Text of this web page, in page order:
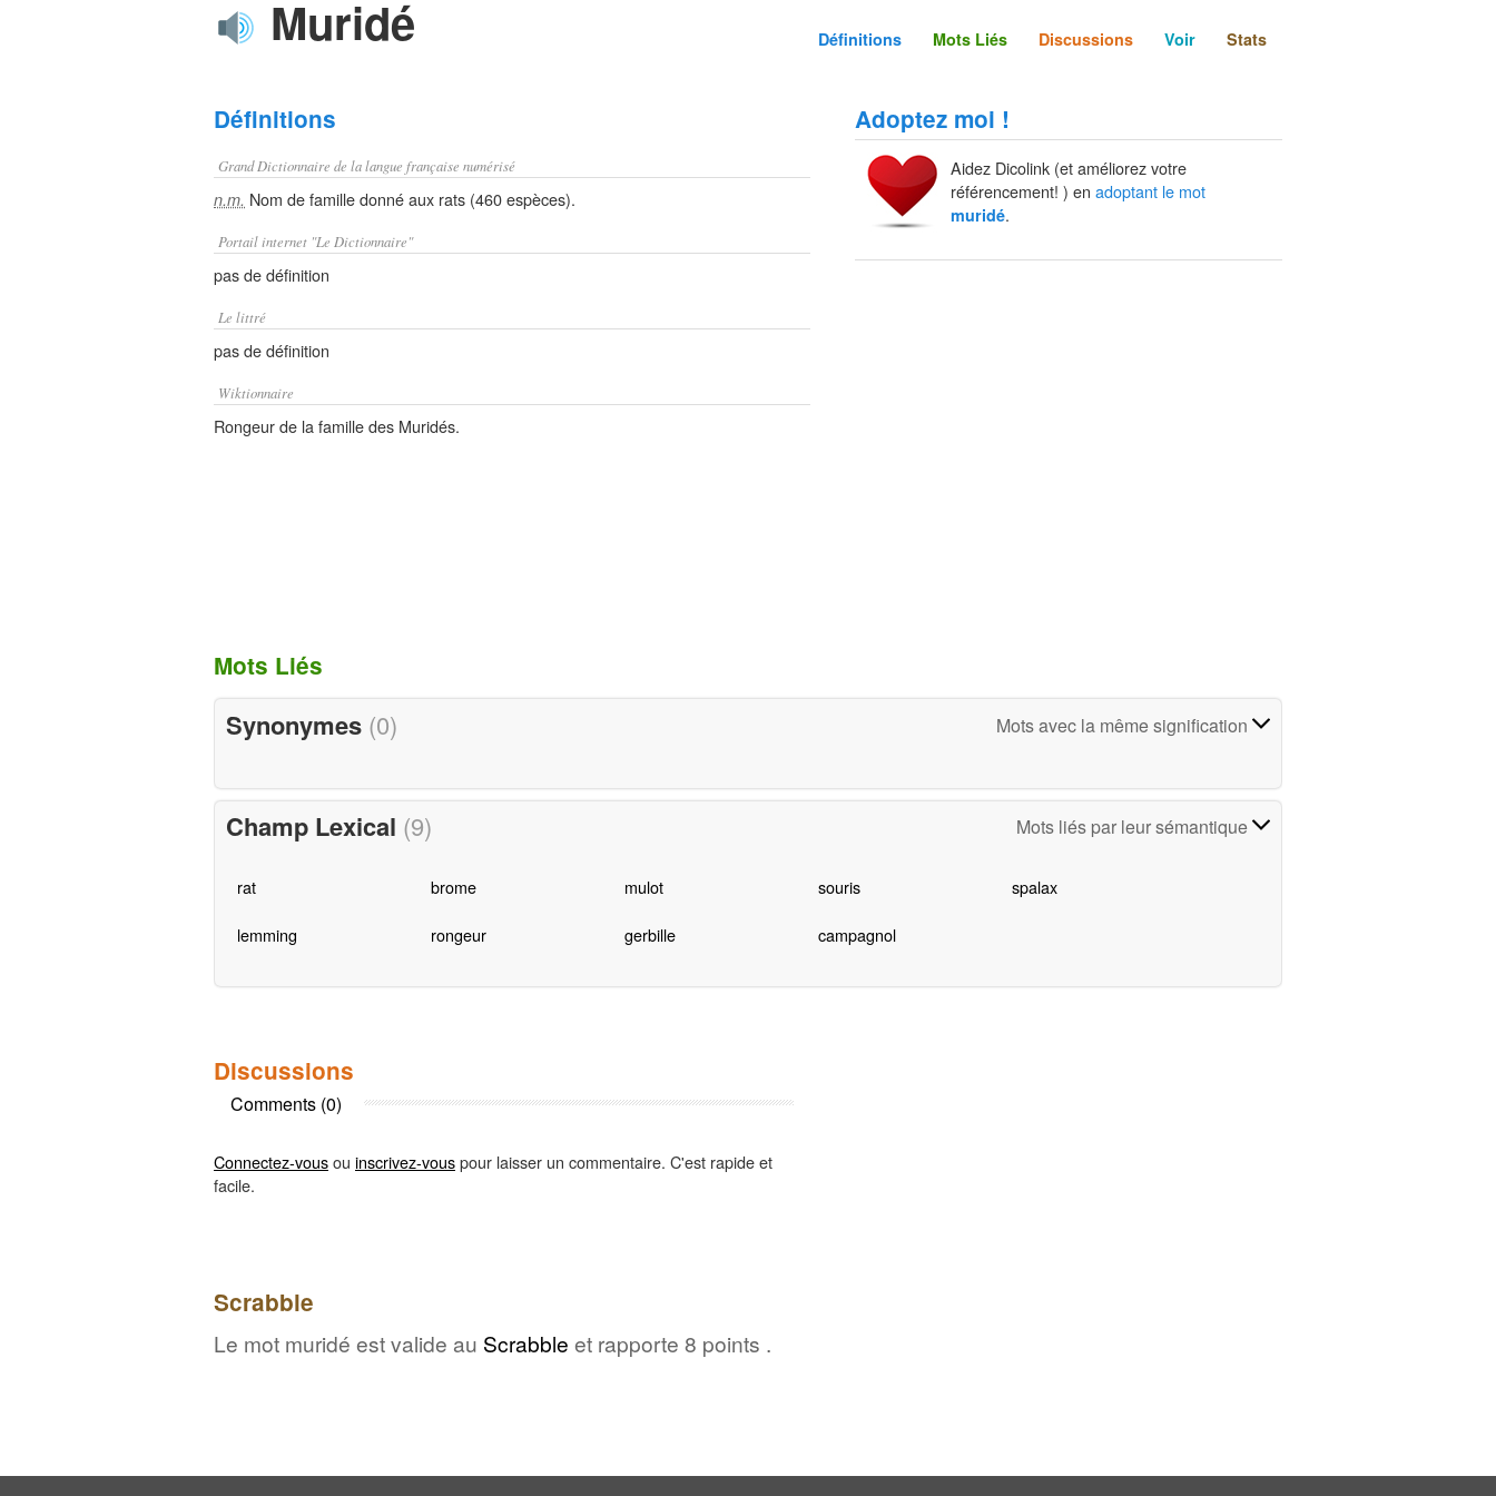
Muridé Définitions Mots Liés Discussions Voir Stats
Définitions
Grand Dictionnaire de la langue française numérisé
n.m. Nom de famille donné aux rats (460 espèces).
Portail internet "Le Dictionnaire"
pas de définition
Le littré
pas de définition
Wiktionnaire
Rongeur de la famille des Muridés.
Adoptez moi !
Aidez Dicolink (et améliorez votre
référencement! ) en adoptant le mot
muridé.
Mots Liés
Synonymes (0) Mots avec la même signification
Champ Lexical (9) Mots liés par leur sémantique
rat brome mulot souris spalax
lemming rongeur gerbille campagnol
Discussions
Comments (0)
Connectez-vousou inscrivez-vouspour laisser un commentaire. C'est rapide et
facile.
Scrabble
Le mot muridé est valide au Scrabble et rapporte 8 points .